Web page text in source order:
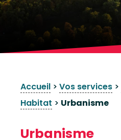
Accueil > Vos services >
Habitat > Urbanisme
Urbanisme